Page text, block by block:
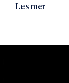
Les mer